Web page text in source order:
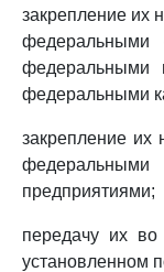
закрепление их
федеральными
федеральными
федеральными
закрепление их
предприятиями;
передачу их
установленном